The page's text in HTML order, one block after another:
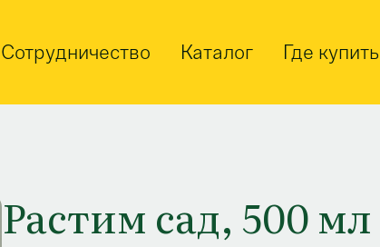
Сотрудничество Каталог Где купить
Растим сад, 500 мл